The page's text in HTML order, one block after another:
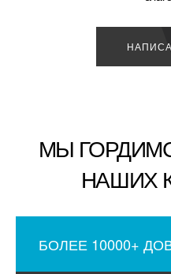
МЫ
НАШИХ
БОЛЕЕ 10000+